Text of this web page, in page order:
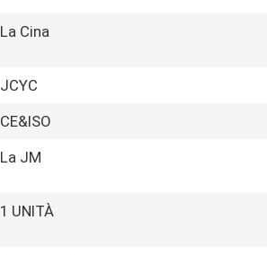
La Cina
JCYC
CE&ISO
La JM
1 UNITÀ